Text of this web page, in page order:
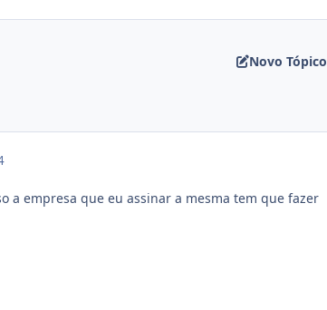
Novo Tópico
a empresa que eu assinar a mesma tem que fazer